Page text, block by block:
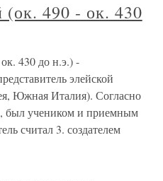
490 - ок. 430
430 до н.э.) -
элейской
Южная Италия). Согласно
был учеником и приемным
считал 3. создателем